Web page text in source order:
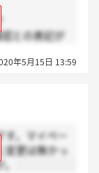
との表記が
年5月15日 13:59
。マイペー
変更は無かっ